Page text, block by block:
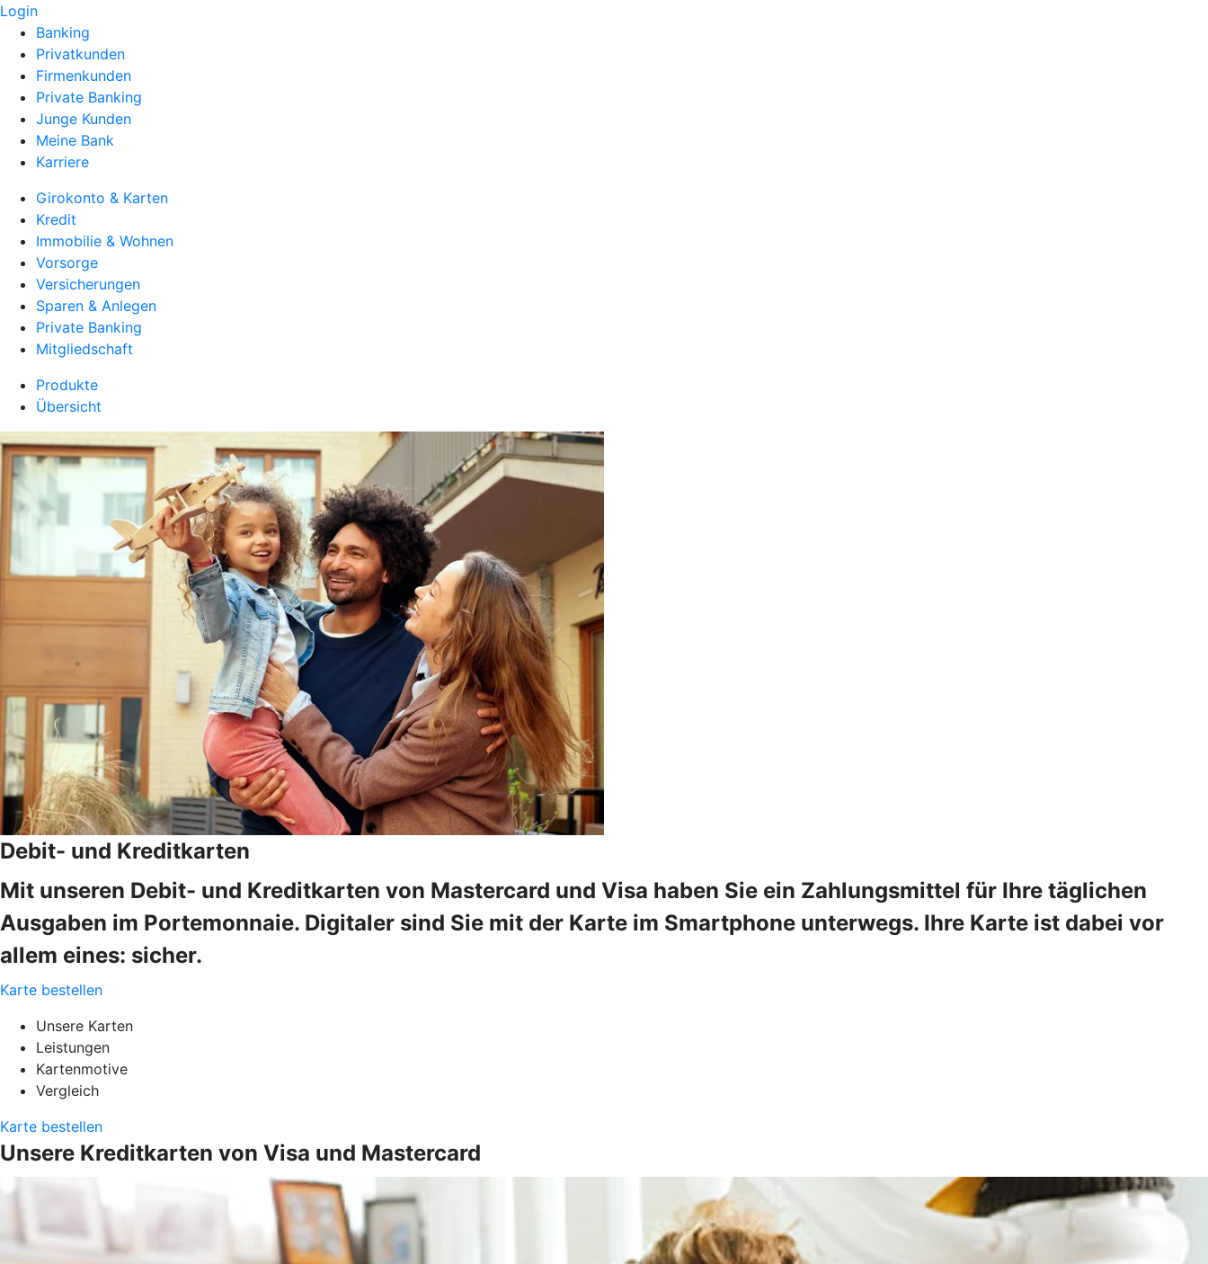
Login
Banking
Privatkunden
Firmenkunden
Private Banking
Junge Kunden
Meine Bank
Karriere
Girokonto & Karten
Kredit
Immobilie & Wohnen
Vorsorge
Versicherungen
Sparen & Anlegen
Private Banking
Mitgliedschaft
Produkte
Übersicht
Debit- und Kreditkarten
Mit unseren Debit- und Kreditkarten von Mastercard und Visa haben Sie ein Zahlungsmittel für Ihre täglichen
Ausgaben im Portemonnaie. Digitaler sind Sie mit der Karte im Smartphone unterwegs. Ihre Karte ist dabei vor
allem eines: sicher.
Karte bestellen
Unsere Karten
Leistungen
Kartenmotive
Vergleich
Karte bestellen
Unsere Kreditkarten von Visa und Mastercard